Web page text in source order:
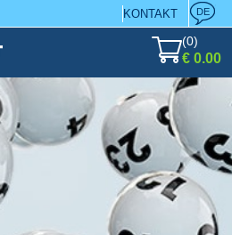
KONTAKT DE
(0)
€ 0.00